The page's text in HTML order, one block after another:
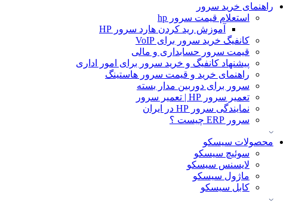
راهنمای خرید سرور
استعلام قیمت سرور hp
آموزش ريد كردن هارد سرور HP
کانفیگ خرید سرور برای VoIP
قیمت سرور حسابداری و مالی
پیشنهاد کانفیگ و خرید سرور برای امور اداری
راهنمای خرید و قیمت سرور هاستینگ
سرور برای دوربین مدار بسته
تعمیر سرور HP | تعمیر سرور
نمایندگی سرور HP در ایران
سرور ERP چیست ؟
محصولات سیسکو
سوئیچ سیسکو
لایسنس سیسکو
ماژول سیسکو
کابل سیسکو